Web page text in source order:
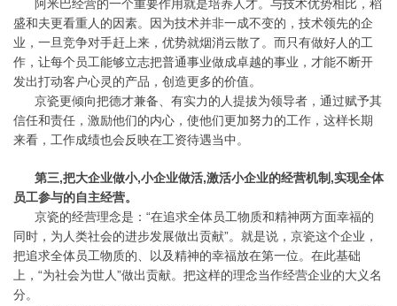
阿米巴经营的一个重要作用就是培养人才。与技术优势相比，稻
盛和夫更看重人的因素。因为技术并非一成不变的，技术领先的企
业，一旦竞争对手赶上来，优势就烟消云散了。而只有做好人的工
作，让每个员工能够立志把普通事业做成卓越的事业，才能不断开
发出打动客户心灵的产品，创造更多的价值。
京瓷更倾向把德才兼备、有实力的人提拔为领导者，通过赋予其
信任和责任，激励他们的内心，使他们更加努力的工作，这样长期
来看，工作成绩也会反映在工资待遇当中。
第三,把大企业做小,小企业做活,激活小企业的经营机制,实现全体
员工参与的自主经营。
京瓷的经营理念是：“在追求全体员工物质和精神两方面幸福的
同时，为人类社会的进步发展做出贡献”。就是说，京瓷这个企业，
把追求全体员工物质的、以及精神的幸福放在第一位。在此基础
上，“为社会为世人”做出贡献。把这样的理念当作经营企业的大义名
分。